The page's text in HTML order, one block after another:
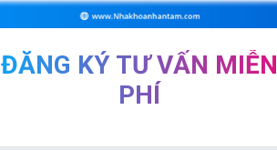
ĐĂNG KÝ TƯ VẤN MIỄN
PHÍ